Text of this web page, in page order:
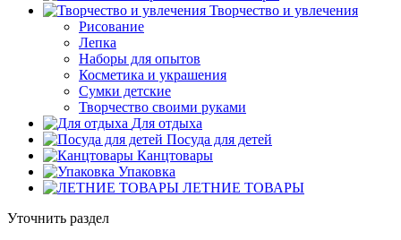
Творчество и увлечения
Рисование
Лепка
Наборы для опытов
Косметика и украшения
Сумки детские
Творчество своими руками
Для отдыха
Посуда для детей
Канцтовары
Упаковка
ЛЕТНИЕ ТОВАРЫ
Уточнить раздел